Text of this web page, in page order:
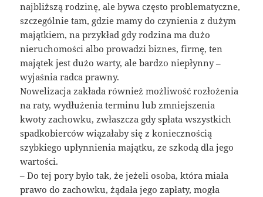
najbliższą rodzinę, ale bywa często problematyczne,
szczególnie tam, gdzie mamy do czynienia z dużym
majątkiem, na przykład gdy rodzina ma dużo
nieruchomości albo prowadzi biznes, firmę, ten
majątek jest dużo warty, ale bardzo niepłynny –
wyjaśnia radca prawny.
Nowelizacja zakłada również możliwość rozłożenia
na raty, wydłużenia terminu lub zmniejszenia
kwoty zachowku, zwłaszcza gdy spłata wszystkich
spadkobierców wiązałaby się z koniecznością
szybkiego upłynnienia majątku, ze szkodą dla jego
wartości.
– Do tej pory było tak, że jeżeli osoba, która miała
prawo do zachowku, żądała jego zapłaty, mogła